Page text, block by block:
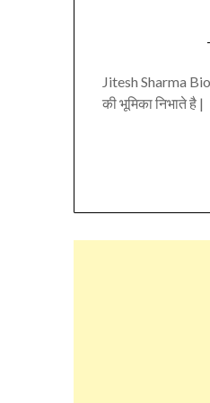
Jitesh Sharma
की भूमिका निभाते है |